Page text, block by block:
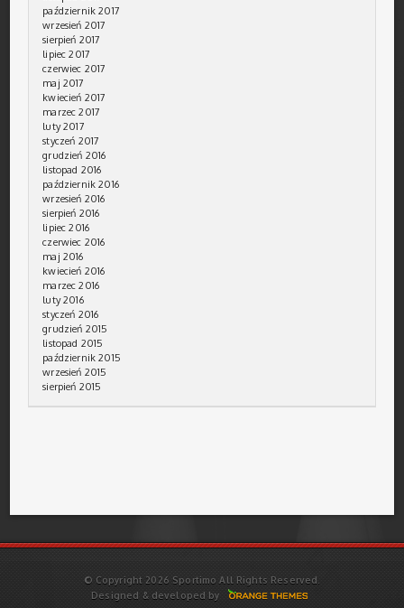
październik 2017
wrzesień 2017
sierpień 2017
lipiec 2017
czerwiec 2017
maj 2017
kwiecień 2017
marzec 2017
luty 2017
styczeń 2017
grudzień 2016
listopad 2016
październik 2016
wrzesień 2016
sierpień 2016
lipiec 2016
czerwiec 2016
maj 2016
kwiecień 2016
marzec 2016
luty 2016
styczeń 2016
grudzień 2015
listopad 2015
październik 2015
wrzesień 2015
sierpień 2015
© Copyright 2026 Sportimo All Rights Reserved.
Designed & developed by